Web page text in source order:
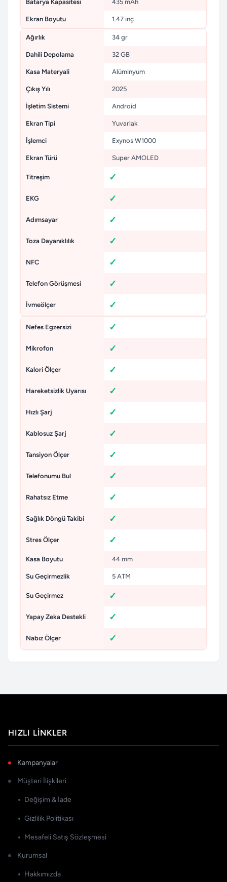
Batarya Kapasitesi 435 mAh
Ekran Boyutu 1.47 inç
Ağırlık 34 gr
Dahili Depolama 32 GB
Kasa Materyali Alüminyum
Çıkış Yılı 2025
İşletim Sistemi Android
Ekran Tipi Yuvarlak
İşlemci Exynos W1000
Ekran Türü Super AMOLED
Titreşim
EKG
Adımsayar
Toza Dayanıklılık
NFC
Telefon Görüşmesi
İvmeölçer
Nefes Egzersizi
Mikrofon
Kalori Ölçer
Hareketsizlik Uyarısı
Hızlı Şarj
Kablosuz Şarj
Tansiyon Ölçer
Telefonumu Bul
Rahatsız Etme
Sağlık Döngü Takibi
Stres Ölçer
Kasa Boyutu 44 mm
Su Geçirmezlik 5 ATM
Su Geçirmez
Yapay Zeka Destekli
Nabız Ölçer
HIZLI LINKLER
Kampanyalar
Müşteri İlişkileri
Değişim & İade
Gizlilik Politikası
Mesafeli Satış Sözleşmesi
Kurumsal
Hakkımızda